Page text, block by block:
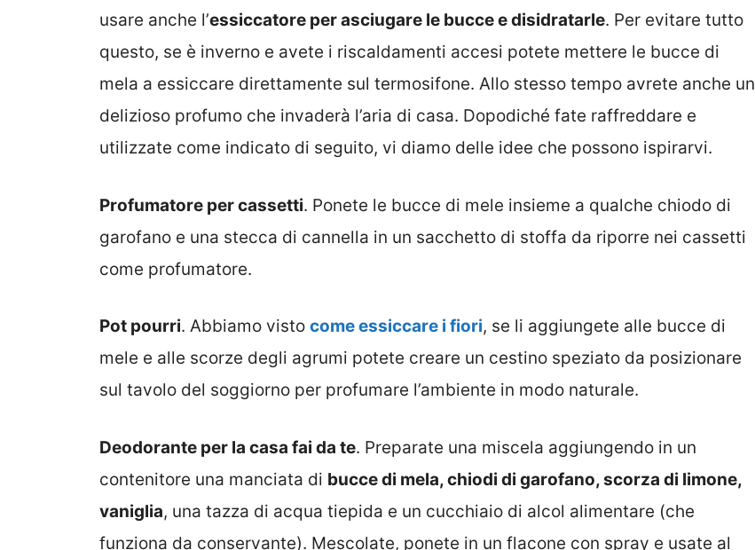
usare anche l’essiccatore per asciugare le bucce e disidratarle. Per evitare tutto
questo, se è inverno e avete i riscaldamenti accesi potete mettere le bucce di
mela a essiccare direttamente sul termosifone. Allo stesso tempo avrete anche un
delizioso profumo che invaderà l’aria di casa. Dopodiché fate raffreddare e
utilizzate come indicato di seguito, vi diamo delle idee che possono ispirarvi.
Profumatore per cassetti. Ponete le bucce di mele insieme a qualche chiodo di
garofano e una stecca di cannella in un sacchetto di stoffa da riporre nei cassetti
come profumatore.
Pot pourri. Abbiamo visto come essiccare i fiori, se li aggiungete alle bucce di
mele e alle scorze degli agrumi potete creare un cestino speziato da posizionare
sul tavolo del soggiorno per profumare l’ambiente in modo naturale.
Deodorante per la casa fai da te. Preparate una miscela aggiungendo in un
contenitore una manciata di bucce di mela, chiodi di garofano, scorza di limone,
vaniglia, una tazza di acqua tiepida e un cucchiaio di alcol alimentare (che
funziona da conservante). Mescolate, ponete in un flacone con spray e usate al